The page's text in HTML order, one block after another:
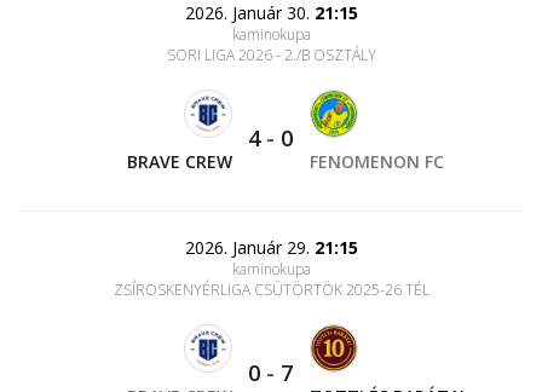
2026. Január 30. 21:15
kaminokupa
SORI LIGA 2026 - 2./B OSZTÁLY
BRAVE CREW
4- 0
FENOMENON FC
2026. Január 29. 21:15
kaminokupa
ZSÍROSKENYÉRLIGA CSÜTÖRTÖK 2025-26 TÉL
0 - 7